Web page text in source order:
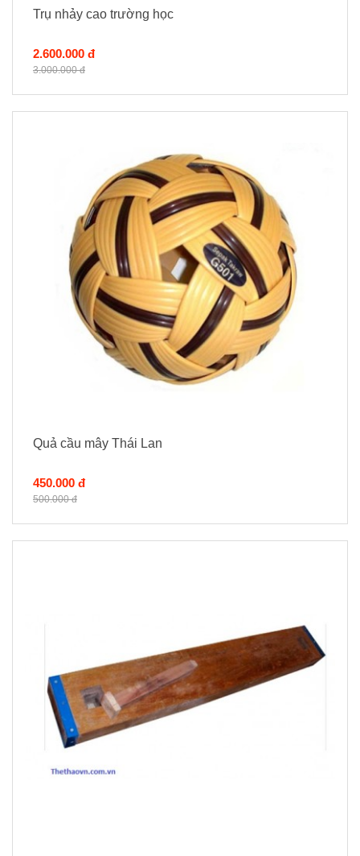
Trụ nhảy cao trường học
2.600.000 đ
3.000.000 đ
Quả cầu mây Thái Lan
450.000 đ
500.000 đ